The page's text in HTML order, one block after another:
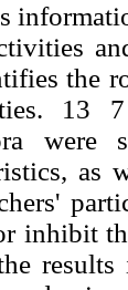
the
13 7
were
as
inhibit